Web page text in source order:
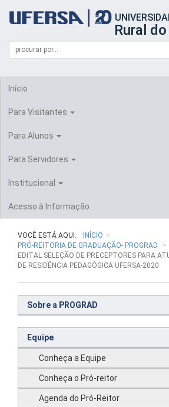
portal
UFERSA
Rural
Formulário
Busca
Campo
de
Início
Para Visitantes
Para Alunos
Para Servidores
Institucional
Acesso à Informação
VOCÊ ESTÁ AQUI:
INÍCIO
PRÓ-REITORIA DE GRADUAÇÃO- PROGRAD
EDITAL SELEÇÃO DE PRECEPTORES PARA
DE RESIDÊNCIA PEDAGÓGICA UFERSA-2020
Sobre a PROGRAD
Equipe
Conheça a Equipe
Conheça o Pró-reitor
Agenda do Pró-Reitor